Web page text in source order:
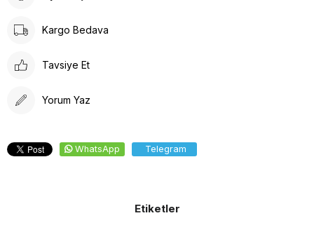
Kargo Bedava
Tavsiye Et
Yorum Yaz
WhatsApp Telegram
Etiketler